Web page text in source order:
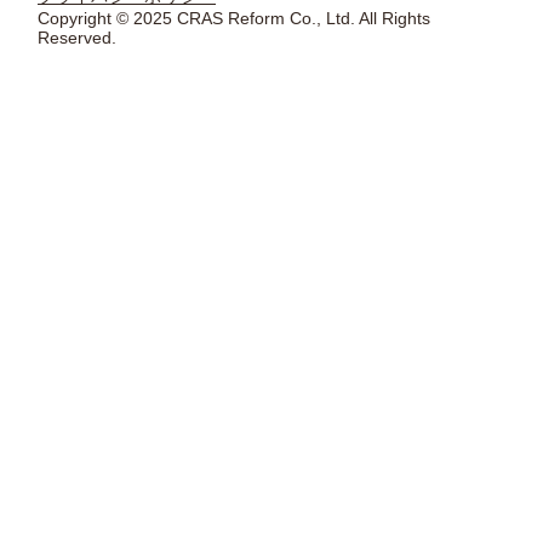
Copyright © 2025 CRAS Reform Co., Ltd. All Rights
Reserved.